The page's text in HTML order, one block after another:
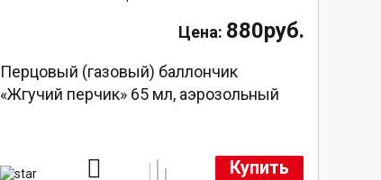
880руб.
Перцовый (газовый) баллончик
«Жгучий перчик» 65 мл, аэрозольный
Купить